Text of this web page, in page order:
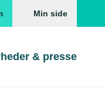
Min side
& presse